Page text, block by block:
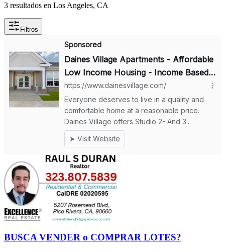
3 resultados en Los Angeles, CA
Filtros
BUSCA VENDER o COMPRAR LOTES?